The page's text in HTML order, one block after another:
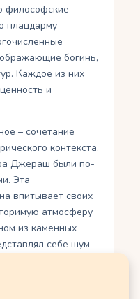
философские
плацдарму
богинь,
Каждое из них
и
– сочетание
контекста.
Джераш были по-
Эта
впитывает своих
атмосферу
из каменных
себе шум
прошлого,
место.